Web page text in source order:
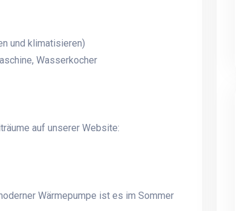
und klimatisieren)
Wasserkocher
auf unserer Website:
Wärmepumpe ist es im Sommer